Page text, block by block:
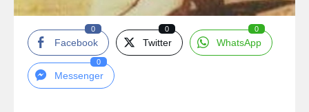
Facebook
0
Twitter
0
WhatsApp
0
Messenger
0